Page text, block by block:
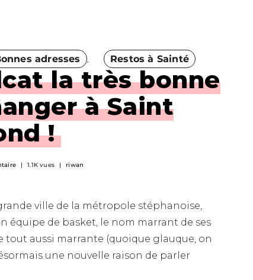
adresses Restos à Sainté
la très bonne
à Saint
!
1.1K vues riwan
ville de la métropole stéphanoise,
équipe de basket, le nom marrant de ses
tout aussi marrante (quoique glauque, on
une nouvelle raison de parler